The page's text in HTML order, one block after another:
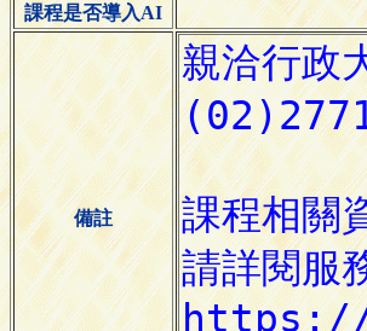
課程是否導入AI
備註